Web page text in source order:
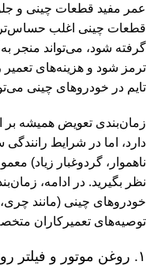
عمر مفید قطعات چینی و
قطعات چینی اغلب حساس‌تر
گرفته شود، می‌تواند منجر
ترمز شود و هزینه‌های تعمیر
تایم در خودروهای چینی
زمان‌بندی تعویض همیشه
دارد، اما در شرایط
نظر بگیرید. در ادامه،
خودروهای چینی (مانند
توصیه‌های تعمیرکاران
۱. روغن موتور و فیلتر روغن